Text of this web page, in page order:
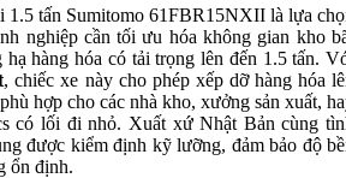
1.5 tấn Sumitomo 61FBR15NXII là lựa
nghiệp cần tối ưu hóa không gian kho
hạ hàng hóa có tải trọng lên đến 1.5 tấn.
, chiếc xe này cho phép xếp dỡ hàng hóa
hợp cho các nhà kho, xưởng sản xuất,
có lối đi nhỏ. Xuất xứ Nhật Bản cùng
được kiểm định kỹ lưỡng, đảm bảo độ
ổn định.